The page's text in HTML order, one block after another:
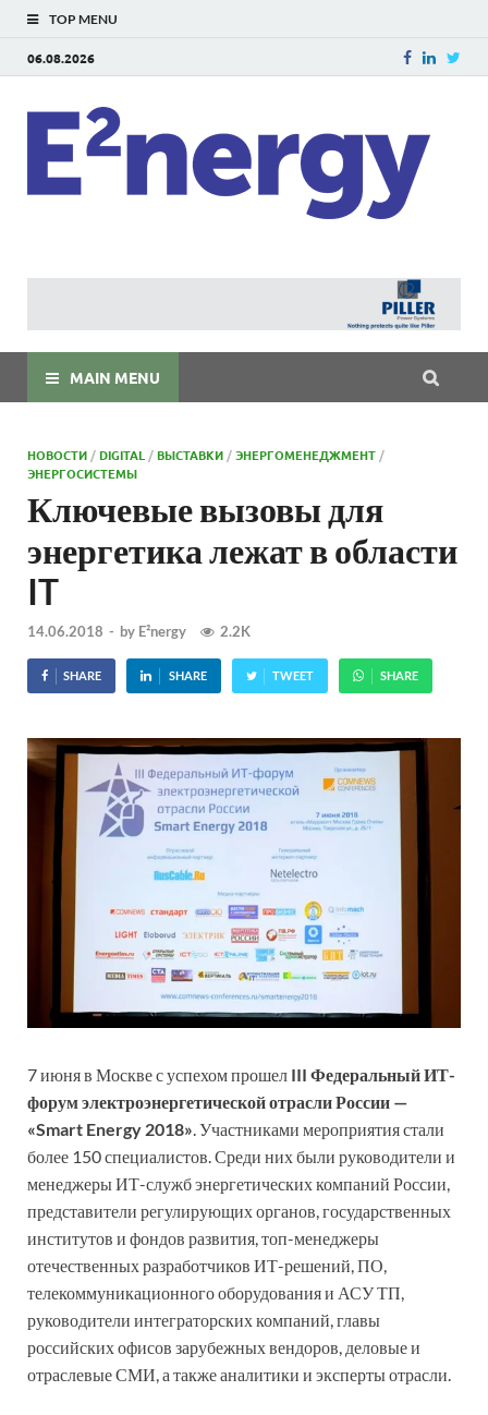
TOP MENU
06.08.2026
MAIN MENU
НОВОСТИ /DIGITAL /ВЫСТАВКИ /ЭНЕРГОМЕНЕДЖМЕНТ /
ЭНЕРГОСИСТЕМЫ
Ключевые вызовы для
энергетика лежат в области
IT
14.06.2018 - by E²nergy 2.2K
SHARE SHARE TWEET SHARE
7 июня в Москве с успехом прошел III Федеральный ИТ-
форум электроэнергетической отрасли России —
«Smart Energy 2018» . Участниками мероприятия стали
более 150 специалистов. Среди них были руководители и
менеджеры ИТ-служб энергетических компаний России,
представители регулирующих органов, государственных
институтов и фондов развития, топ-менеджеры
отечественных разработчиков ИТ-решений, ПО,
телекоммуникационного оборудования и АСУ ТП,
руководители интеграторских компаний, главы
российских офисов зарубежных вендоров, деловые и
отраслевые СМИ, а также аналитики и эксперты отрасли.